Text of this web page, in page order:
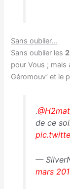
Sans oublier…
Sans oublier les
pour Vous ; mais
Géromouv’ et le
.@H2mat
de ce
—
mars